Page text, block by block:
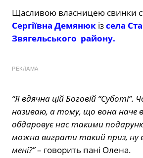
Щасливою власницею свинки
Сергіївна Демянюк ізсела
Звягельського району.
РЕКЛАМА
“Я вдячна цій Боговій “Суботі”.
називаю, а тому, що вона наче
обдаровує нас такими
можна виграти такий приз, ну
мені?”– говорить пані Олена.